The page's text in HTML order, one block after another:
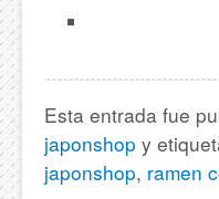
Esta entrada fue
japonshop y
japonshop, ramen